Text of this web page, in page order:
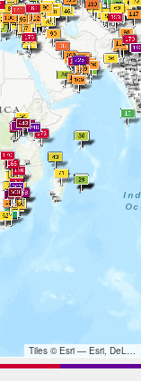
Tiles © Esri — Esri, DeLorme, NAVTEQ, TomTom, Intermap, iPC, USGS, FAO, NPS, NRCAN, GeoBase, Kadaster NL, Ordnance Survey, Esri Japan, METI, Esri China (Hong Kong), and the GIS User Community